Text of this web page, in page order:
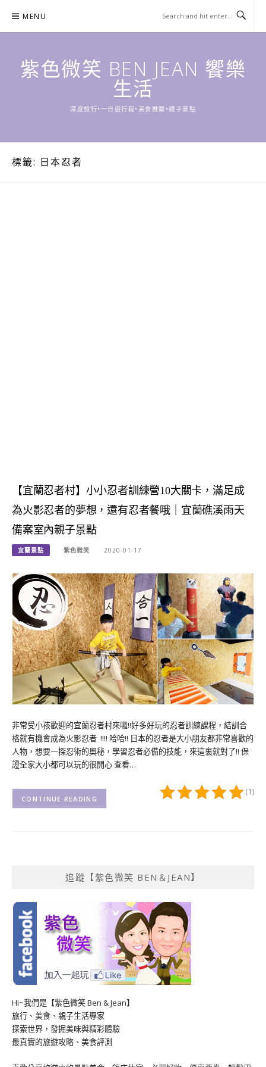
content
MENU
紫色微笑 BEN JEAN 饗樂
生活
深度旅行•一日遊行程•美食推薦•親子景點
標籤: 日本忍者
【宜蘭忍者村】小小忍者訓練營10大關卡，滿足成
為火影忍者的夢想，還有忍者餐哦｜宜蘭礁溪雨天
備案室內親子景點
宜蘭景點 紫色微笑 2020-01-17
非常受小孩歡迎的宜蘭忍者村來囉!!好多好玩的忍者訓練課程，結訓合
格就有機會成為火影忍者 !!!! 哈哈!! 日本的忍者是大小朋友都非常喜歡的
人物，想要一探忍術的奧秘，學習忍者必備的技能，來這裏就對了!! 保
證全家大小都可以玩的很開心 查看…
(1)
CONTINUE READING
追蹤【紫色微笑 BEN＆JEAN】
Hi~我們是【紫色微笑 Ben & Jean】
旅行、美食、親子生活專家
探索世界，發掘美味與精彩體驗
最真實的旅遊攻略、美食評測